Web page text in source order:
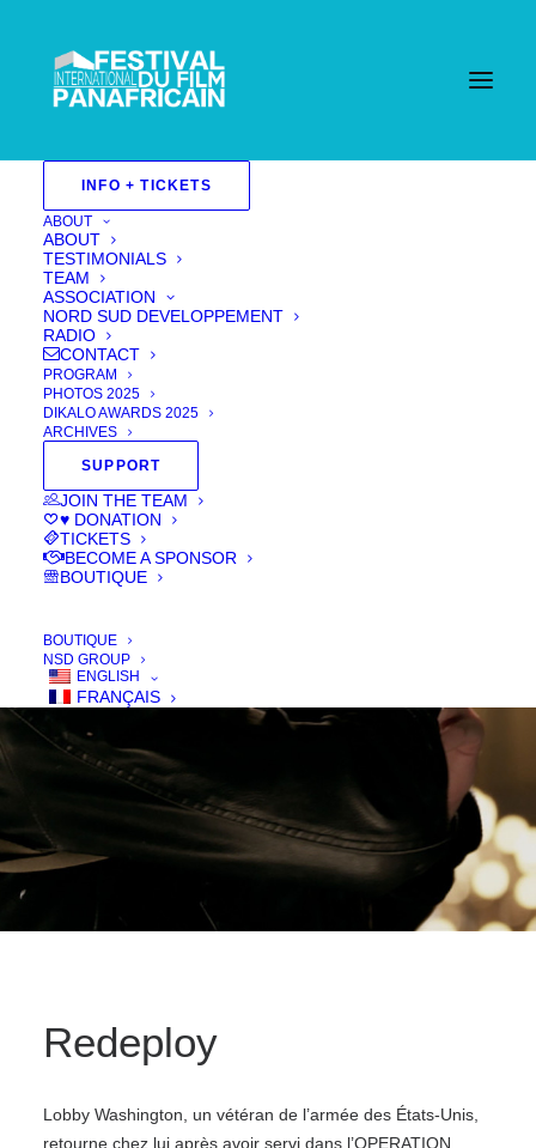
INFO + TICKETS
ABOUT
ABOUT
TESTIMONIALS
TEAM
ASSOCIATION
NORD SUD DEVELOPPEMENT
RADIO
CONTACT
PROGRAM
PHOTOS 2025
DIKALO AWARDS 2025
ARCHIVES
SUPPORT
JOIN THE TEAM
♥ DONATION
TICKETS
BECOME A SPONSOR
BOUTIQUE
BOUTIQUE
NSD GROUP
ENGLISH
FRANÇAIS
Redeploy
INFILMS 2017
Redeploy
Lobby Washington, un vétéran de l’armée des États-Unis,
retourne chez lui après avoir servi dans l’OPERATION